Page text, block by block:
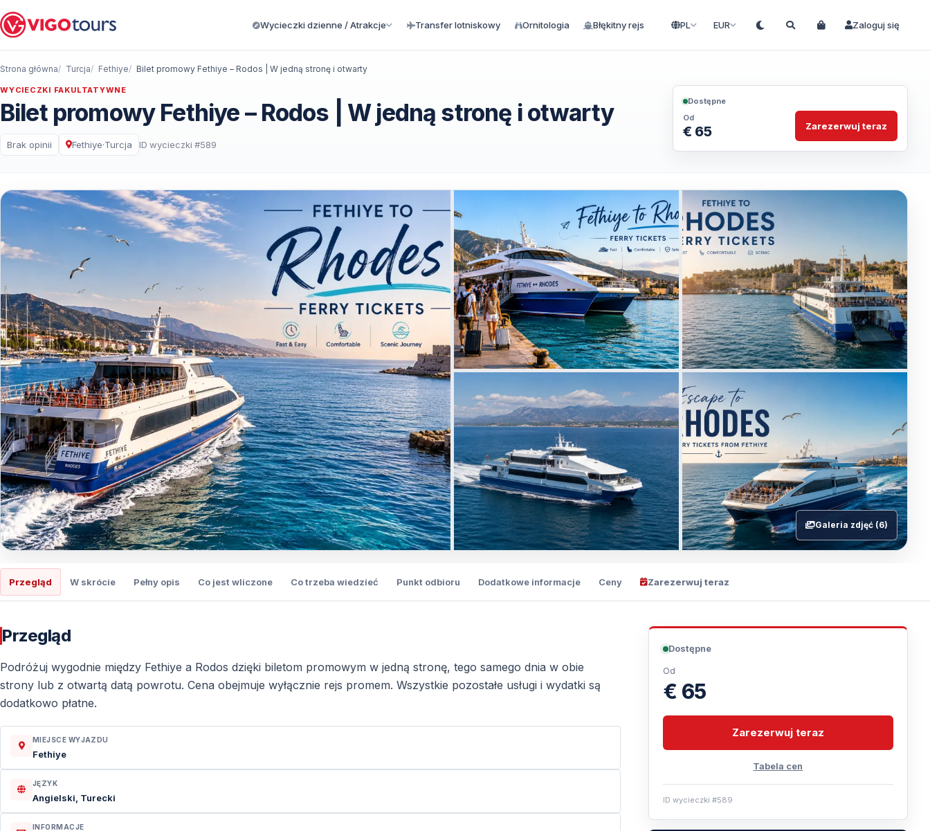
Wycieczki dzienne / Atrakcje Transfer lotniskowy Ornitologia Błękitny rejs PL EUR Zaloguj się
Strona główna Turcja Fethiye Bilet promowy Fethiye – Rodos | W jedną stronę i otwarty
WYCIECZKI FAKULTATYWNE
Bilet promowy Fethiye – Rodos | W jedną stronę i otwarty
Brak opinii Fethiye·Turcja ID wycieczki #589
Dostępne
Od
€ 65 Zarezerwuj teraz
Galeria zdjęć (6)
Przegląd W skrócie Pełny opis Co jest wliczone Co trzeba wiedzieć Punkt odbioru Dodatkowe informacje Ceny Zarezerwuj teraz
Przegląd
Podróżuj wygodnie między Fethiye a Rodos dzięki biletom promowym w jedną stronę, tego samego dnia w obie
strony lub z otwartą datą powrotu. Cena obejmuje wyłącznie rejs promem. Wszystkie pozostałe usługi i wydatki są
dodatkowo płatne.
MIEJSCE WYJAZDU
Fethiye
JĘZYK
Angielski, Turecki
INFORMACJE
Dostępne
Od
€ 65
Zarezerwuj teraz
Tabela cen
ID wycieczki #589